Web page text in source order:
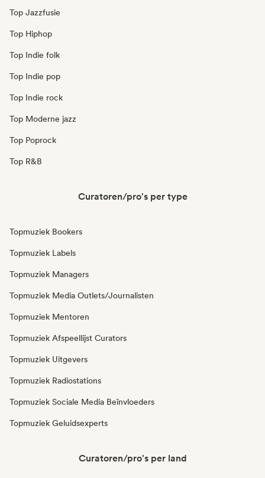
Top Jazzfusie
Top Hiphop
Top Indie folk
Top Indie pop
Top Indie rock
Top Moderne jazz
Top Poprock
Top R&B
Curatoren/pro's per type
Topmuziek Bookers
Topmuziek Labels
Topmuziek Managers
Topmuziek Media Outlets/Journalisten
Topmuziek Mentoren
Topmuziek Afspeellijst Curators
Topmuziek Uitgevers
Topmuziek Radiostations
Topmuziek Sociale Media Beïnvloeders
Topmuziek Geluidsexperts
Curatoren/pro's per land